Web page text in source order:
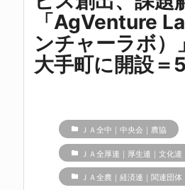
「AgVenture
ンチャーラボ）
大手町に開設＝
folder ＪＡ全中｜中央会｜農協
folder ＪＡ全厚連｜厚生連｜文化連
folder ＪＡ全農｜経済連｜関連団体